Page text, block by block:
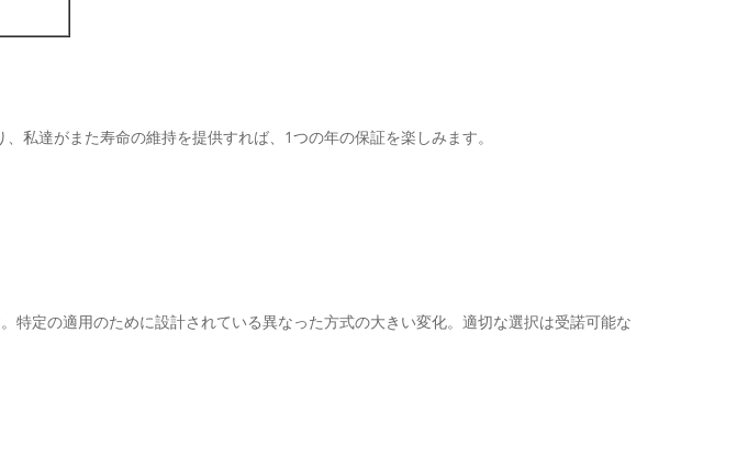
私達がまた寿命の維持を提供すれば、1つの年の保証を楽しみます。
定の適用のために設計されている異なった方式の大きい変化。適切な選択は受諾可能な